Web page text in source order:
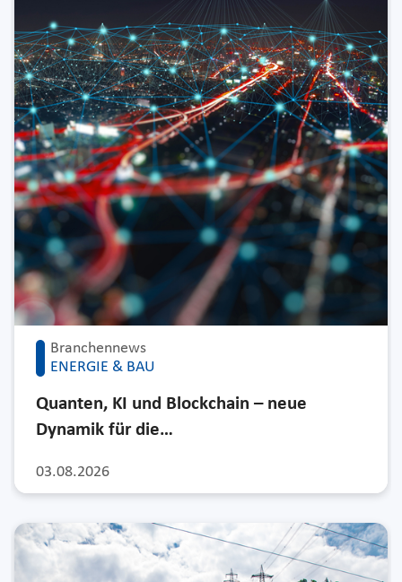
Branchennews
ENERGIE & BAU
03.08.2026
Quanten, KI und Blockchain – neue
Dynamik für die…